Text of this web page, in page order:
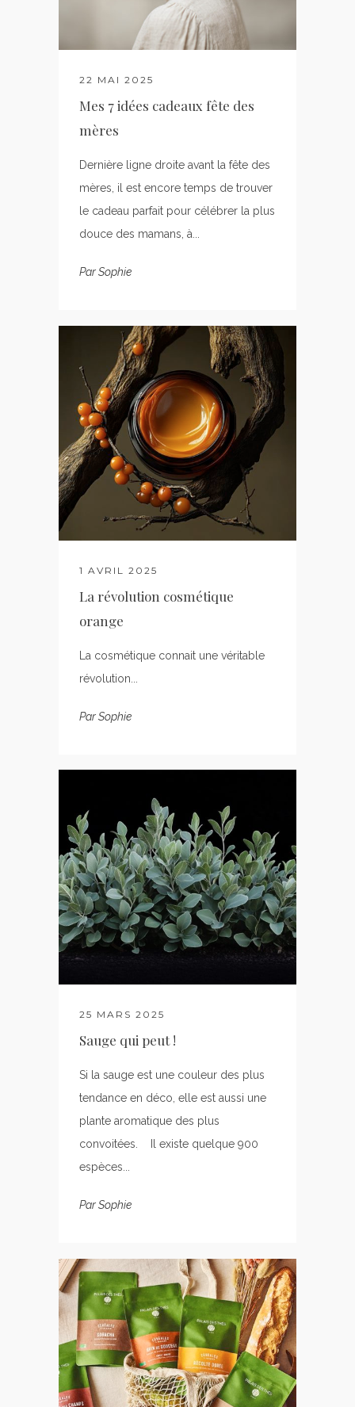
22 MAI 2025
Mes 7 idées cadeaux fête des
mères
Dernière ligne droite avant la fête des
mères, il est encore temps de trouver
le cadeau parfait pour célébrer la plus
douce des mamans, à...
ParSophie
1 AVRIL 2025
La révolution cosmétique
orange
La cosmétique connait une véritable
révolution...
ParSophie
25 MARS 2025
Sauge qui peut !
Si la sauge est une couleur des plus
tendance en déco, elle est aussi une
plante aromatique des plus
convoitées. Il existe quelque 900
espèces...
ParSophie